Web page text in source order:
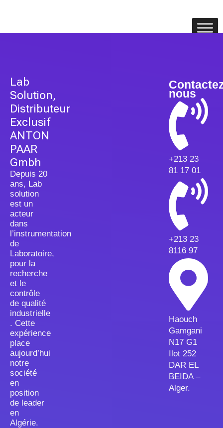
Lab
Solution,
Distributeur
Exclusif
ANTON
PAAR
Gmbh
Depuis 20
ans, Lab
solution
est un
acteur
dans
l’instrumentation
de
Laboratoire,
pour la
recherche
et le
contrôle
de qualité
industrielle
. Cette
expérience
place
aujourd’hui
notre
société
en
position
de leader
en
Algérie.
nous
+213 23
81 17 01
+213 23
8116 97
Haouch
Gamgani
N17 G1
Ilot 252
DAR EL
BEIDA –
Alger.